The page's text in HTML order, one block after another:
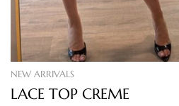
NEW ARRIVALS
LACE TOP CREME